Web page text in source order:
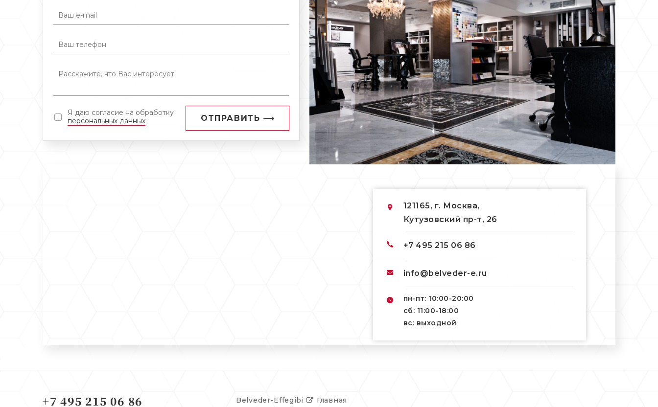
Я даю согласие на обработку
персональных данных
ОТПРАВИТЬ
121165, г. Москва,
Кутузовский пр-т, 26
+7 495 215 06 86
info@belveder-e.ru
пн-пт: 10:00-20:00
сб: 11:00-18:00
вс: выходной
+7 495 215 06 86 Главная
Belveder-Effegibi